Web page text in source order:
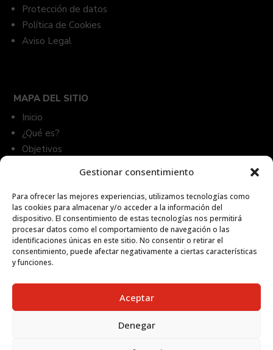
Gestionar consentimiento
Para ofrecer las mejores experiencias, utilizamos tecnologías como
las cookies para almacenar y/o acceder a la información del
dispositivo. El consentimiento de estas tecnologías nos permitirá
procesar datos como el comportamiento de navegación o las
identificaciones únicas en este sitio. No consentir o retirar el
consentimiento, puede afectar negativamente a ciertas características
y funciones.
Aceptar
Denegar
Protección de datos
Política de Cookies
Aviso Legal
MAPA DEL SITIO
Inicio
¿Qué es?
Objetivos
Recetas
Contacto
 GMR Canarias
928 715 801 / 928 710 780
info@gmrcanarias.com